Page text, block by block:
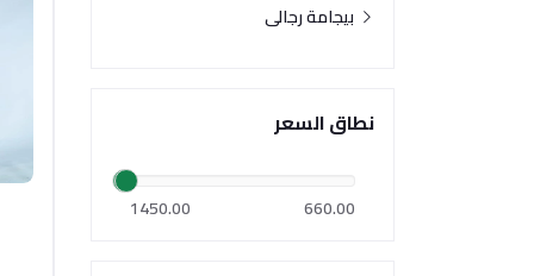
بيجامة رجالى
نطاق السعر
660.00
1450.00